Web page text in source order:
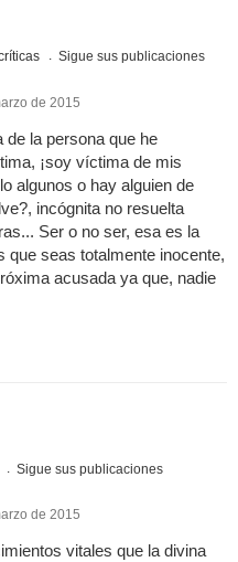
Sigue sus publicaciones
de 2015
de la persona que he
¡soy víctima de mis
algunos o hay alguien de
incógnita no resuelta
Ser o no ser, esa es la
que seas totalmente inocente,
acusada ya que, nadie
Sigue sus publicaciones
de 2015
vitales que la divina